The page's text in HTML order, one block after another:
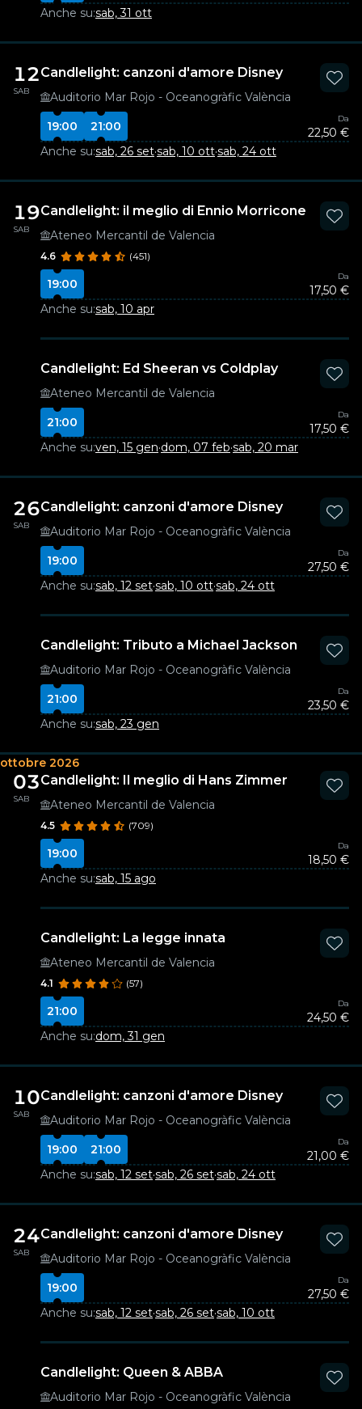
Anche su:sab, 31 ott
12
SAB
Candlelight: canzoni d'amore Disney
Auditorio Mar Rojo - Oceanogràfic València
19:00
21:00
Da
22,50 €
Anche su:sab, 26 set·sab, 10 ott·sab, 24 ott
19
SAB
Candlelight: il meglio di Ennio Morricone
Ateneo Mercantil de Valencia
4.6 (451)
19:00
Da
17,50 €
Anche su:sab, 10 apr
Candlelight: Ed Sheeran vs Coldplay
Ateneo Mercantil de Valencia
21:00
Da
17,50 €
Anche su:ven, 15 gen·dom, 07 feb·sab, 20 mar
26
SAB
Candlelight: canzoni d'amore Disney
Auditorio Mar Rojo - Oceanogràfic València
19:00
Da
27,50 €
Anche su:sab, 12 set·sab, 10 ott·sab, 24 ott
Candlelight: Tributo a Michael Jackson
Auditorio Mar Rojo - Oceanogràfic València
21:00
Da
23,50 €
Anche su:sab, 23 gen
ottobre 2026
03
SAB
Candlelight: Il meglio di Hans Zimmer
Ateneo Mercantil de Valencia
4.5 (709)
19:00
Da
18,50 €
Anche su:sab, 15 ago
Candlelight: La legge innata
Ateneo Mercantil de Valencia
4.1 (57)
21:00
Da
24,50 €
Anche su:dom, 31 gen
10
SAB
Candlelight: canzoni d'amore Disney
Auditorio Mar Rojo - Oceanogràfic València
19:00
21:00
Da
21,00 €
Anche su:sab, 12 set·sab, 26 set·sab, 24 ott
24
SAB
Candlelight: canzoni d'amore Disney
Auditorio Mar Rojo - Oceanogràfic València
19:00
Da
27,50 €
Anche su:sab, 12 set·sab, 26 set·sab, 10 ott
Candlelight: Queen & ABBA
Auditorio Mar Rojo - Oceanogràfic València